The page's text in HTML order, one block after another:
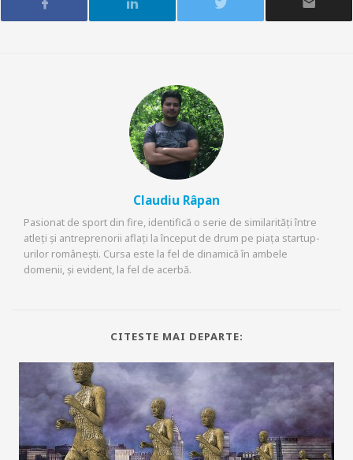
Claudiu Râpan
Pasionat de sport din fire, identifică o serie de similarități între
atleți și antreprenorii aflați la început de drum pe piața startup-
urilor românești. Cursa este la fel de dinamică în ambele
domenii, și evident, la fel de acerbă.
CITESTE MAI DEPARTE: